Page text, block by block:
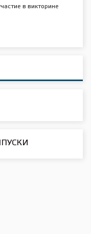
в викторине